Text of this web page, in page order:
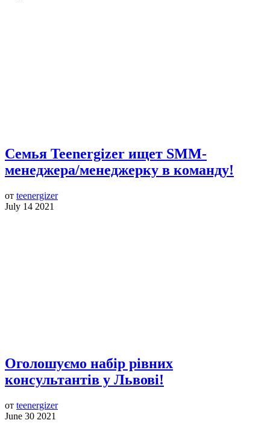
Семья Teenergizer ищет SMM-
менеджера/менеджерку в команду!
от teenergizer
July 14 2021
Оголошуємо набір рівних
консультантів у Львові!
от teenergizer
June 30 2021